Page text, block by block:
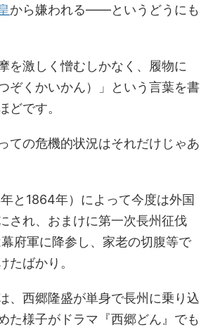
から嫌われる――というどうにも
を激しく憎むしかなく、履物に
ぞくかいかん）」という言葉を書
どです。
ての危機的状況はそれだけじゃあ
と1864年）によって今度は外国
され、おまけに第一次長州征伐
幕府軍に降参し、家老の切腹等で
たばかり。
、西郷隆盛が単身で長州に乗り込
た様子がドラマ『西郷どん』でも